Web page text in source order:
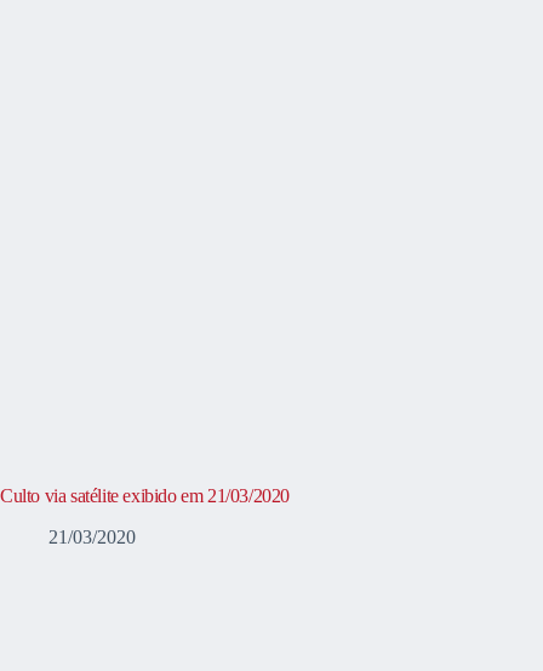
Culto via satélite exibido em 21/03/2020
21/03/2020